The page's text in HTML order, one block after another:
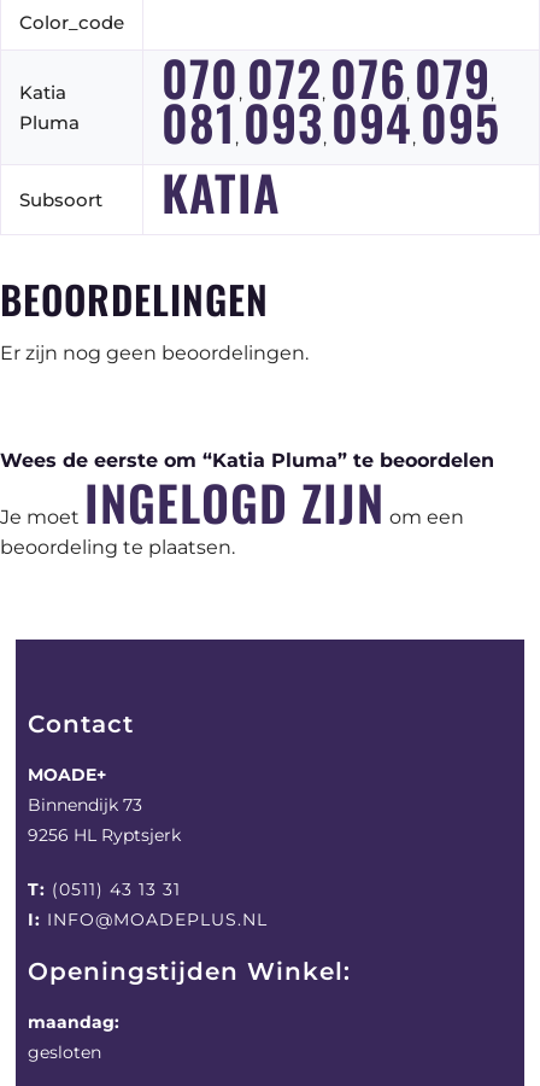
Color_code
Katia
Pluma
070 , 072, 076, 079 ,
081 , 093, 094, 095
Subsoort KATIA
BEOORDELINGEN
Er zijn nog geen beoordelingen.
Wees de eerste om “Katia Pluma” te beoordelen
Je moet INGELOGD ZIJN om een
beoordeling te plaatsen.
Contact
MOADE+
Binnendijk 73
9256 HL Ryptsjerk
T: (0511) 43 13 31
I: INFO@MOADEPLUS.NL
Openingstijden Winkel:
maandag:
gesloten